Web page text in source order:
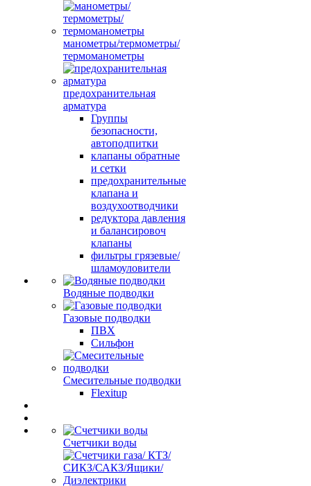
манометры/термометры/
термоманометры
предохранительная
арматура
Группы
безопасности,
автоподпитки
клапаны обратные
и сетки
предохранительные
клапана и
воздухоотводчики
редуктора давления
и балансировоч
клапаны
фильтры грязевые/
шламоуловители
Водяные подводки
Газовые подводки
ПВХ
Сильфон
Смесительные подводки
Flexitup
Счетчики воды